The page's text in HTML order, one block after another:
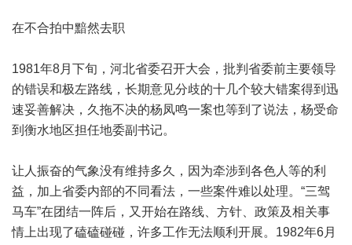
在不合拍中黯然去职
1981年8月下旬，河北省委召开大会，批判省委前主要领导
的错误和极左路线，长期意见分歧的十几个较大错案得到迅
速妥善解决，久拖不决的杨凤鸣一案也等到了说法，杨受命
到衡水地区担任地委副书记。
让人振奋的气象没有维持多久，因为牵涉到各色人等的利
益，加上省委内部的不同看法，一些案件难以处理。“三驾
马车”在团结一阵后，又开始在路线、方针、政策及相关事
情上出现了磕磕碰碰，许多工作无法顺利开展。1982年6月